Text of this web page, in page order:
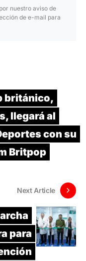
nuestro aviso de
de e-mail para
británico,
llegará al
con su
Britpop
Next Article
para